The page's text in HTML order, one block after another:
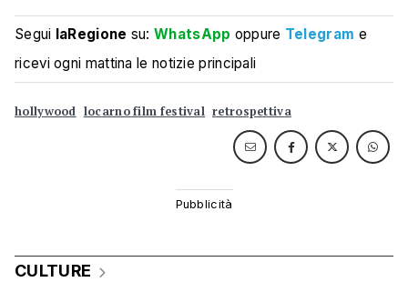
Segui laRegione su:WhatsApp oppure Telegram e
ricevi ogni mattina le notizie principali
hollywood locarno film festival retrospettiva
CULTURE